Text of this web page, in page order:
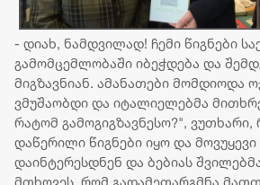
- დიახ, ნამდვილად! ჩემი წიგნები
გამომცემლობაში იბეჭდება და
მიგზავნიან. ამანათები მომდიოდა
ვმუშაობდი და იტალიელებმა
რატომ გამოგიგზავნესო?", ვუთხარი,
დაწერილი წიგნები იყო და
დაინტერესდნენ და ბებიას